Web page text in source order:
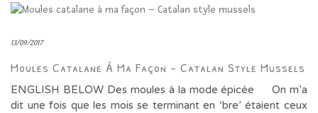
13/09/2017
Moules Catalane À Ma Façon – Catalan Style Mussels
ENGLISH BELOW Des moules à la mode épicée On m’a
dit une fois que les mois se terminant en ‘bre’ étaient ceux